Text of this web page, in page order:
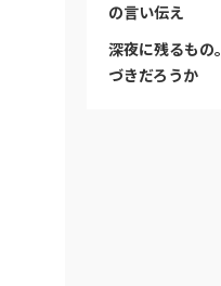
の言い伝え
深夜に残るもの
づきだろうか